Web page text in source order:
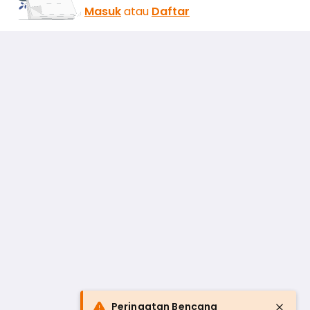
Masukatau Daftar
Peringatan Bencana